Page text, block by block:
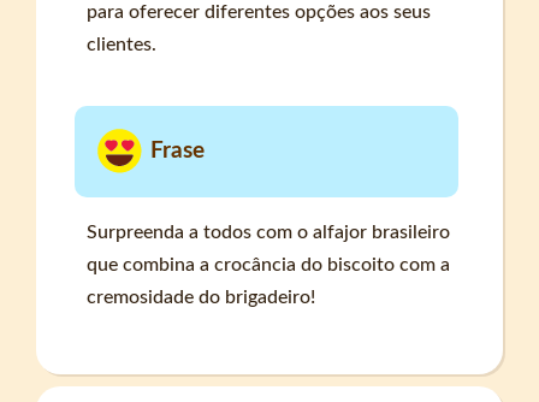
para oferecer diferentes opções aos seus
clientes.
Frase
Surpreenda a todos com o alfajor brasileiro
que combina a crocância do biscoito com a
cremosidade do brigadeiro!